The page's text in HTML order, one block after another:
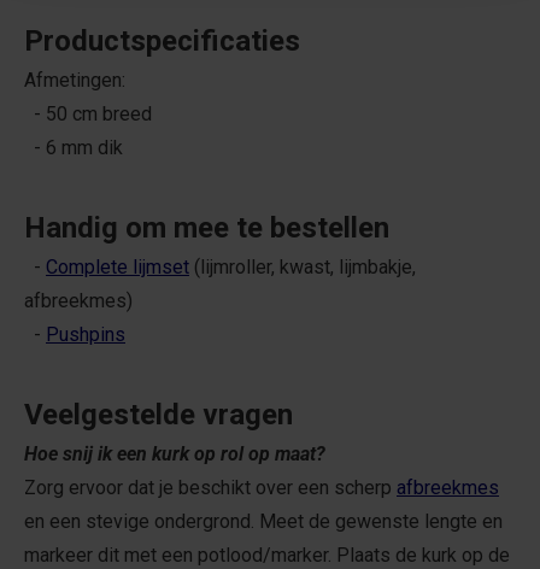
Productspecificaties
Afmetingen:
- 50 cm breed
- 6 mm dik
Handig om mee te bestellen
- Complete lijmset (lijmroller, kwast, lijmbakje,
afbreekmes)
- Pushpins
Veelgestelde vragen
Hoe snij ik een kurk op rol op maat?
Zorg ervoor dat je beschikt over een scherp afbreekmes
en een stevige ondergrond. Meet de gewenste lengte en
markeer dit met een potlood/marker. Plaats de kurk op de